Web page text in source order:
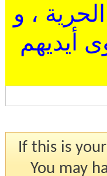
، و
أيديهم
If this is
You may